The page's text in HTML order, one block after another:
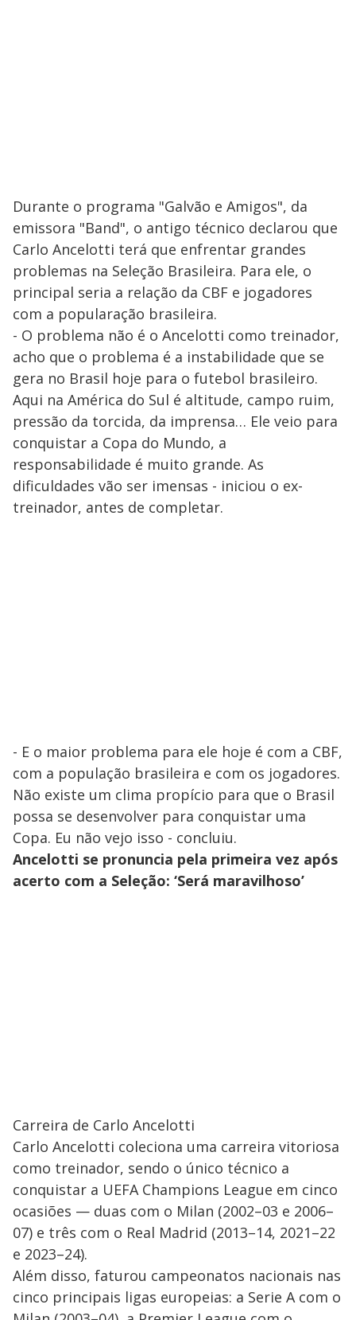
Durante o programa "Galvão e Amigos", da
emissora "Band", o antigo técnico declarou que
Carlo Ancelotti terá que enfrentar grandes
problemas na Seleção Brasileira. Para ele, o
principal seria a relação da CBF e jogadores
com a popularação brasileira.
- O problema não é o Ancelotti como treinador,
acho que o problema é a instabilidade que se
gera no Brasil hoje para o futebol brasileiro.
Aqui na América do Sul é altitude, campo ruim,
pressão da torcida, da imprensa… Ele veio para
conquistar a Copa do Mundo, a
responsabilidade é muito grande. As
dificuldades vão ser imensas - iniciou o ex-
treinador, antes de completar.
- E o maior problema para ele hoje é com a CBF,
com a população brasileira e com os jogadores.
Não existe um clima propício para que o Brasil
possa se desenvolver para conquistar uma
Copa. Eu não vejo isso - concluiu.
Ancelotti se pronuncia pela primeira vez após
acerto com a Seleção: ‘Será maravilhoso’
Carreira de Carlo Ancelotti
Carlo Ancelotti coleciona uma carreira vitoriosa
como treinador, sendo o único técnico a
conquistar a UEFA Champions League em cinco
ocasiões — duas com o Milan (2002–03 e 2006–
07) e três com o Real Madrid (2013–14, 2021–22
e 2023–24).
Além disso, faturou campeonatos nacionais nas
cinco principais ligas europeias: a Serie A com o